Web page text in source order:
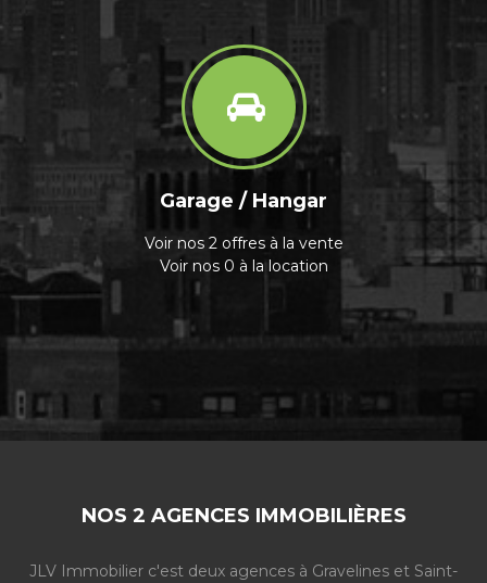
Garage / Hangar
Voir nos 2 offres à la vente
Voir nos 0 à la location
NOS 2 AGENCES IMMOBILIÈRES
JLV Immobilier c'est deux agences à Gravelines et Saint-